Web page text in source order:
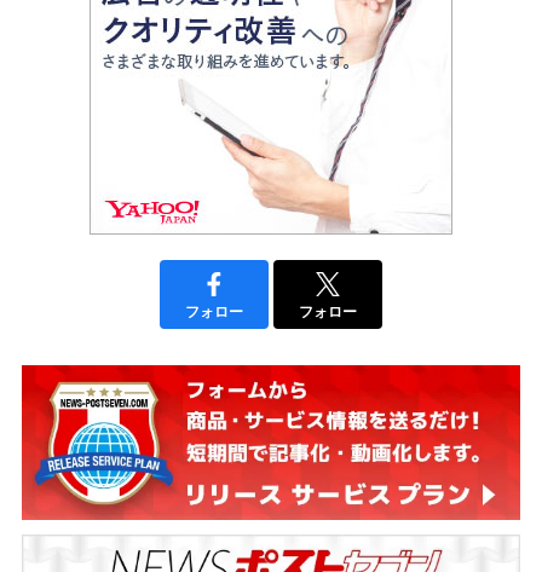
フォロー フォロー